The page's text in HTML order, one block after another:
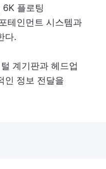
플로팅
테인먼트 시스템과
다.
계기판과 헤드업
인 정보 전달을